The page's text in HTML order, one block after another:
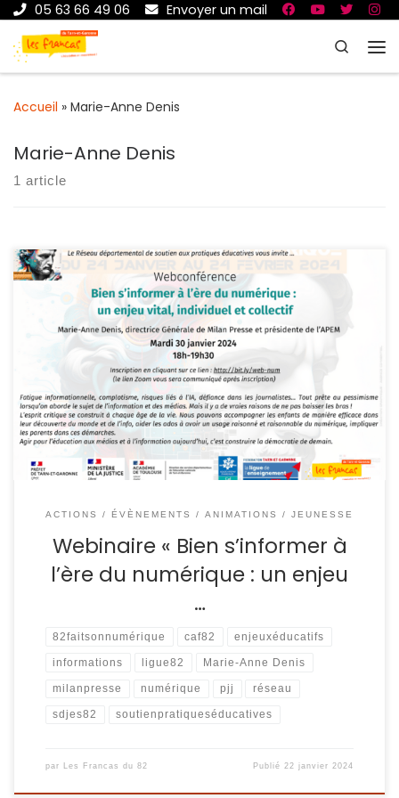
05 63 66 49 06
Envoyer un mail
Passer au contenu
Search
Accueil » Marie-Anne Denis
Marie-Anne Denis
1 article
[Webinaire] : Bien s’informer à l’ère du numérique : un
enjeu vital, individuel et collectif ! Le mardi 30 janvier 2024,
de 18h à 19h30 Avec Marie-Anne DENIS, directrice de Milan
presse et présidente de l’APEM Pour s’inscrire, cliquez ici :
http://bit.ly/web-num L’équipe de coordination du réseau
départemental de soutien […]
ACTIONS / ÉVÈNEMENTS ANIMATIONS / JEUNESSE
Webinaire « Bien s’informer à
l’ère du numérique : un enjeu
…
82faitsonnumérique caf82 enjeuxéducatifs
informations ligue82 Marie-Anne Denis
milanpresse numérique pjj réseau
sdjes82 soutienpratiqueséducatives
par Les Francas du 82 Publié 22 janvier 2024